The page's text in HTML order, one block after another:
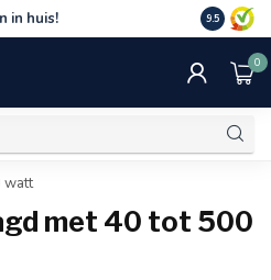
in huis! Gratis
€75,-.
9.5
0
watt
met 40 tot 500